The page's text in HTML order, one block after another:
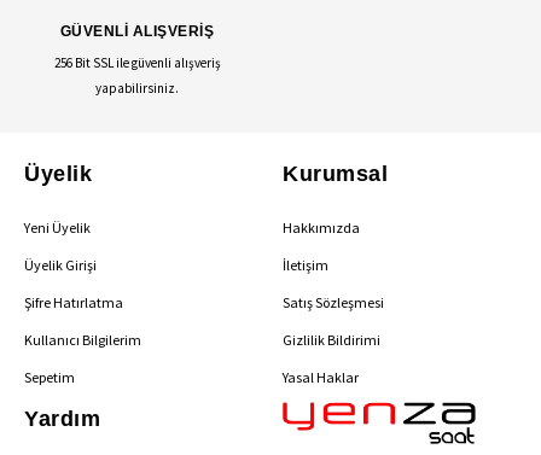
GÜVENLİ ALIŞVERİŞ
256 Bit SSL ile güvenli alışveriş
yapabilirsiniz.
Üyelik
Yeni Üyelik
Üyelik Girişi
Şifre Hatırlatma
Kullanıcı Bilgilerim
Sepetim
Kurumsal
Hakkımızda
İletişim
Satış Sözleşmesi
Gizlilik Bildirimi
Yasal Haklar
Yardım